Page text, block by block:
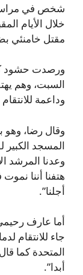
شخص في مراسم
خلال الأيام
مقتل خامنئي
ورصدت حشود
السبت، وهم
وداعمة
المسجد الكبير
وعدنا المرشد
هتفنا أننا
أجلنا”.
جاء للانتقام
المتحدة كما
أبدا”.